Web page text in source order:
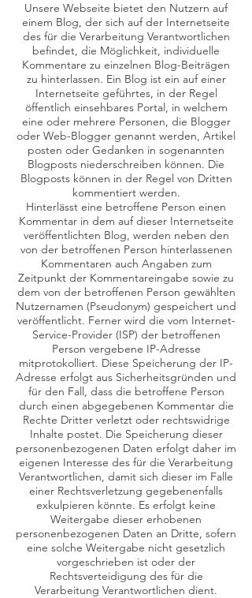
Unsere Webseite bietet den Nutzern auf
einem Blog, der sich auf der Internetseite
des für die Verarbeitung Verantwortlichen
befindet, die Möglichkeit, individuelle
Kommentare zu einzelnen Blog-Beiträgen
zu hinterlassen. Ein Blog ist ein auf einer
Internetseite geführtes, in der Regel
öffentlich einsehbares Portal, in welchem
eine oder mehrere Personen, die Blogger
oder Web-Blogger genannt werden, Artikel
posten oder Gedanken in sogenannten
Blogposts niederschreiben können. Die
Blogposts können in der Regel von Dritten
kommentiert werden.
Hinterlässt eine betroffene Person einen
Kommentar in dem auf dieser Internetseite
veröffentlichten Blog, werden neben den
von der betroffenen Person hinterlassenen
Kommentaren auch Angaben zum
Zeitpunkt der Kommentareingabe sowie zu
dem von der betroffenen Person gewählten
Nutzernamen (Pseudonym) gespeichert und
veröffentlicht. Ferner wird die vom Internet-
Service-Provider (ISP) der betroffenen
Person vergebene IP-Adresse
mitprotokolliert. Diese Speicherung der IP-
Adresse erfolgt aus Sicherheitsgründen und
für den Fall, dass die betroffene Person
durch einen abgegebenen Kommentar die
Rechte Dritter verletzt oder rechtswidrige
Inhalte postet. Die Speicherung dieser
personenbezogenen Daten erfolgt daher im
eigenen Interesse des für die Verarbeitung
Verantwortlichen, damit sich dieser im Falle
einer Rechtsverletzung gegebenenfalls
exkulpieren könnte. Es erfolgt keine
Weitergabe dieser erhobenen
personenbezogenen Daten an Dritte, sofern
eine solche Weitergabe nicht gesetzlich
vorgeschrieben ist oder der
Rechtsverteidigung des für die
Verarbeitung Verantwortlichen dient.